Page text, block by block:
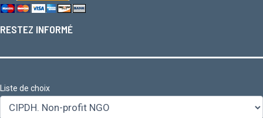
RESTEZ INFORMÉ
Liste de choix